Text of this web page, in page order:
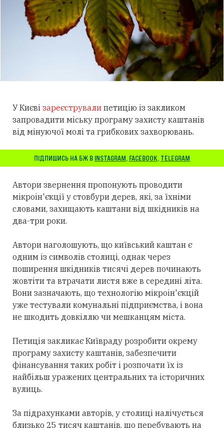
У Києві зареєстрували петицію із закликом
запровадити міську програму захисту каштанів
від мінуючої молі та грибкових захворювань.
ПІДПИШИСЬ НА БЖ В INSTAGRAM, FACEBOOK, TELEGRAM
Автори звернення пропонують проводити
мікроін'єкції у стовбури дерев, які, за їхніми
словами, захищають каштани від шкідників на
два-три роки.
Автори наголошують, що київський каштан є
одним із символів столиці, однак через
поширення шкідників тисячі дерев починають
жовтіти та втрачати листя вже в середині літа.
Вони зазначають, що технологію мікроін'єкцій
уже тестували комунальні підприємства, і вона
не шкодить довкіллю чи мешканцям міста.
Петиція закликає Київраду розробити окрему
програму захисту каштанів, забезпечити
фінансування таких робіт і розпочати їх із
найбільш уражених центральних та історичних
вулиць.
За підрахунками авторів, у столиці налічується
близько 25 тисяч каштанів, що перебувають на